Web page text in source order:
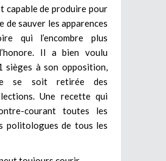
capable de produire pour
de sauver les apparences
qui l’encombre plus
Il a bien voulu
sièges à son opposition,
se soit retirée des
Une recette qui
courant toutes les
politologues de tous les